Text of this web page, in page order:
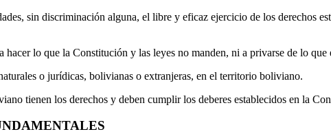
sin discriminación alguna, el libre y eficaz ejercicio de los derechos
lo que la Constitución y las leyes no manden, ni a privarse de lo que
o jurídicas, bolivianas o extranjeras, en el territorio boliviano.
tienen los derechos y deben cumplir los deberes establecidos en la